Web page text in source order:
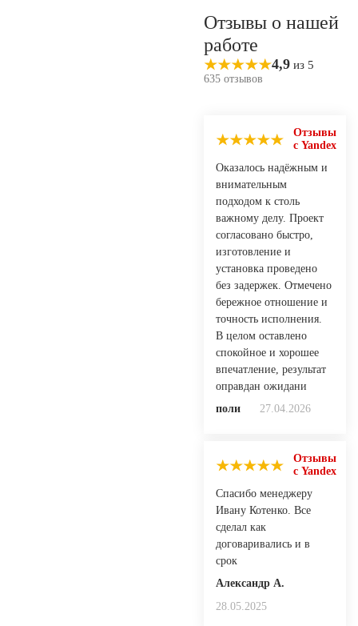
Отзывы о нашей
работе
4,9 из 5
635 отзывов
Отзывы
с Yandex
Оказалось надёжным и
внимательным
подходом к столь
важному делу. Проект
согласовано быстро,
изготовление и
установка проведено
без задержек. Отмечено
бережное отношение и
точность исполнения.
В целом оставлено
спокойное и хорошее
впечатление, результат
оправдан ожидани
поли
27.04.2026
Отзывы
с Yandex
Спасибо менеджеру
Ивану Котенко. Все
сделал как
договаривались и в
срок
Александр А.
28.05.2025